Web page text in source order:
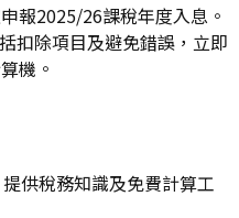
報2025/26課稅年度入息。
扣除項目及避免錯誤，立即
機。
供稅務知識及免費計算工